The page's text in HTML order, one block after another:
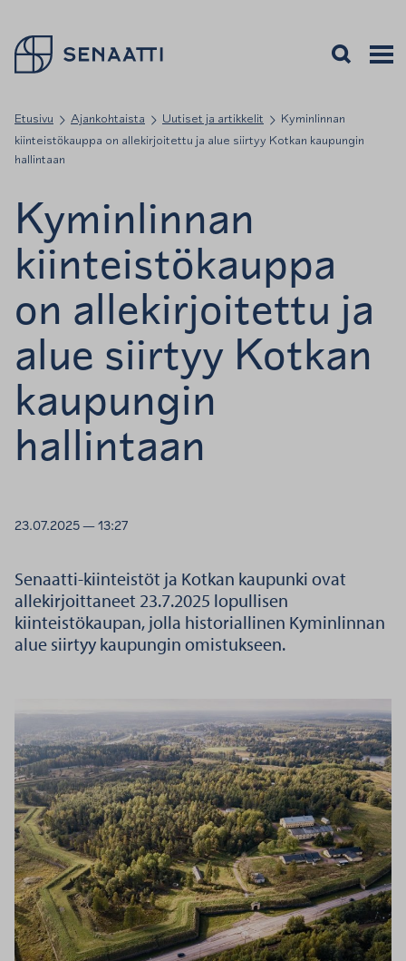
Palaa takaisin etusivulle
Avaa hakuAvaa
Etusivu Ajankohtaista Uutiset ja artikkelit
Kyminlinnan
kiinteistökauppa on allekirjoitettu ja alue siirtyy Kotkan kaupungin
hallintaan
Kyminlinnan
kiinteistökauppa
on allekirjoitettu ja
alue siirtyy Kotkan
kaupungin
hallintaan
23.07.2025 — 13:27
Senaatti-kiinteistöt ja Kotkan kaupunki ovat
allekirjoittaneet 23.7.2025 lopullisen
kiinteistökaupan, jolla historiallinen Kyminlinnan
alue siirtyy kaupungin omistukseen.